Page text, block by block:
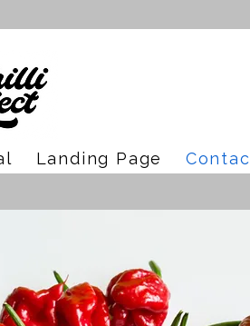
Landing Page